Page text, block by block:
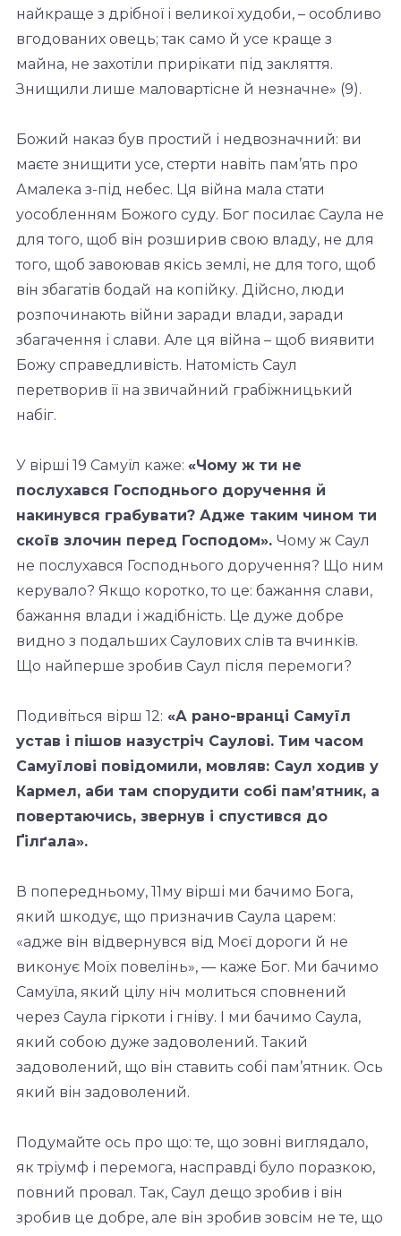
найкраще з дрібної і великої худоби, – особливо
вгодованих овець; так само й усе краще з
майна, не захотіли прирікати під закляття.
Знищили лише маловартісне й незначне» (9).
Божий наказ був простий і недвозначний: ви
маєте знищити усе, стерти навіть пам’ять про
Амалека з-під небес. Ця війна мала стати
уособленням Божого суду. Бог посилає Саула не
для того, щоб він розширив свою владу, не для
того, щоб завоював якісь землі, не для того, щоб
він збагатів бодай на копійку. Дійсно, люди
розпочинають війни заради влади, заради
збагачення і слави. Але ця війна – щоб виявити
Божу справедливість. Натомість Саул
перетворив її на звичайний грабіжницький
набіг.
У вірші 19 Самуїл каже: «Чому ж ти не
послухався Господнього доручення й
накинувся грабувати? Адже таким чином ти
скоїв злочин перед Господом». Чому ж Саул
не послухався Господнього доручення? Що ним
керувало? Якщо коротко, то це: бажання слави,
бажання влади і жадібність. Це дуже добре
видно з подальших Саулових слів та вчинків.
Що найперше зробив Саул після перемоги?
Подивіться вірш 12: «А рано-вранці Самуїл
устав і пішов назустріч Саулові. Тим часом
Самуїлові повідомили, мовляв: Саул ходив у
Кармел, аби там спорудити собі пам’ятник, а
повертаючись, звернув і спустився до
Ґілґала».
В попередньому, 11му вірші ми бачимо Бога,
який шкодує, що призначив Саула царем:
«адже він відвернувся від Моєї дороги й не
виконує Моїх повелінь», — каже Бог. Ми бачимо
Самуїла, який цілу ніч молиться сповнений
через Саула гіркоти і гніву. І ми бачимо Саула,
який собою дуже задоволений. Такий
задоволений, що він ставить собі пам’ятник. Ось
який він задоволений.
Подумайте ось про що: те, що зовні виглядало,
як тріумф і перемога, насправді було поразкою,
повний провал. Так, Саул дещо зробив і він
зробив це добре, але він зробив зовсім не те, що